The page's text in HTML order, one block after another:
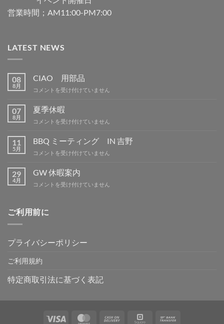
営業時間；AM11:00-PM7:00
LATEST NEWS
08
8月
CIAO 用部品
CIAO
部
品
は
コメントを受け付けていません
07
8月
夏季休暇
夏
休
は
コメントを受け付けていません
11
5月
BBQ ミーティング IN 吉野
BBQ
ー
ィ
IN
コメントを受け付けていません
29
4月
GW 休暇案内
GW
案
内
コメントを受け付けていません
ご利用前に
プライバシーポリシー
ご利用規約
特定商取引法に基づく表記